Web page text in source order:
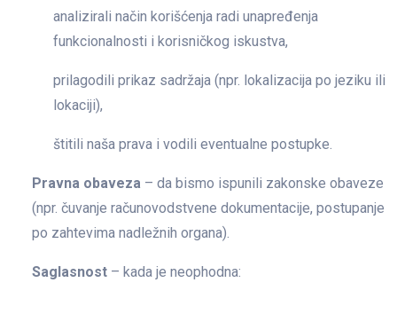
analizirali način korišćenja radi unapređenja
funkcionalnosti i korisničkog iskustva,
prilagodili prikaz sadržaja (npr. lokalizacija po jeziku ili
lokaciji),
štitili naša prava i vodili eventualne postupke.
Pravna obaveza – da bismo ispunili zakonske obaveze
(npr. čuvanje računovodstvene dokumentacije, postupanje
po zahtevima nadležnih organa).
Saglasnost – kada je neophodna: